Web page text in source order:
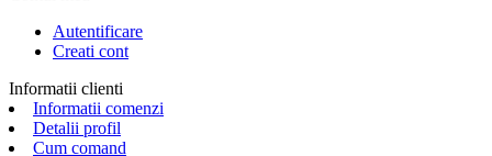
Autentificare
Creati cont
Informatii clienti
Informatii comenzi
Detalii profil
Cum comand